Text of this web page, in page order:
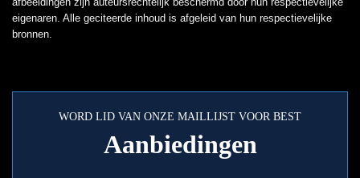
eigenaren. Alle geciteerde inhoud is afgeleid van hun respectievelijke
bronnen.
WORD LID VAN ONZE MAILLIJST VOOR BEST
Aanbiedingen